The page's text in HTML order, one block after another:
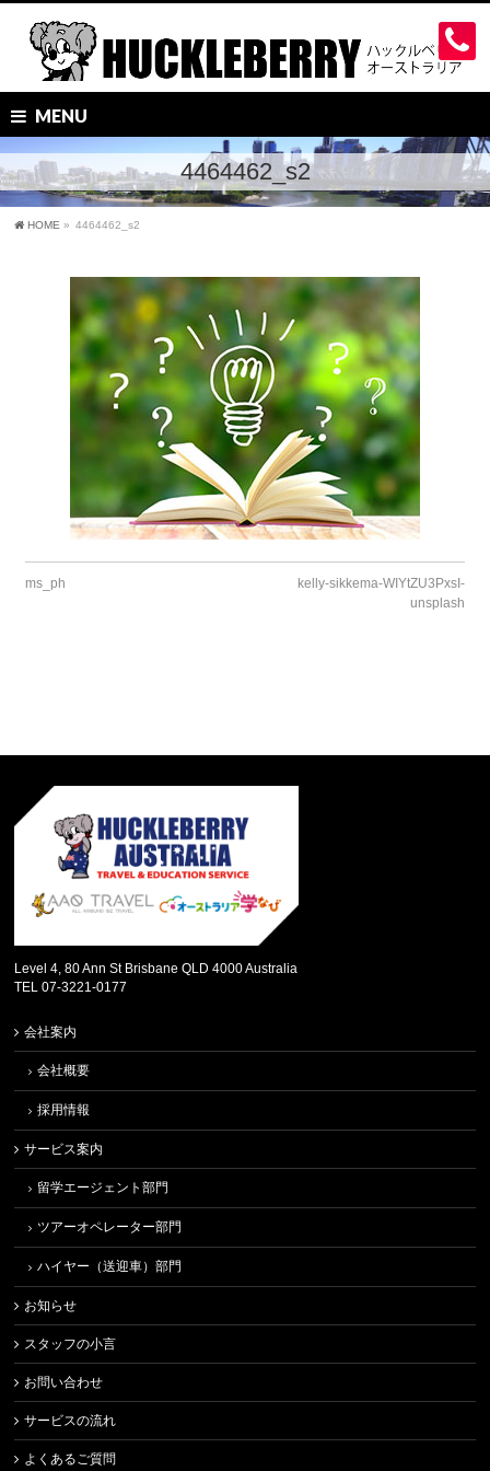
MENU
4464462_s2
HOME » 4464462_s2
ms_ph
kelly-sikkema-WIYtZU3PxsI-
unsplash
Level 4, 80 Ann St Brisbane QLD 4000 Australia
TEL 07-3221-0177
会社案内
会社概要
採用情報
サービス案内
留学エージェント部門
ツアーオペレーター部門
ハイヤー（送迎車）部門
お知らせ
スタッフの小言
お問い合わせ
サービスの流れ
よくあるご質問